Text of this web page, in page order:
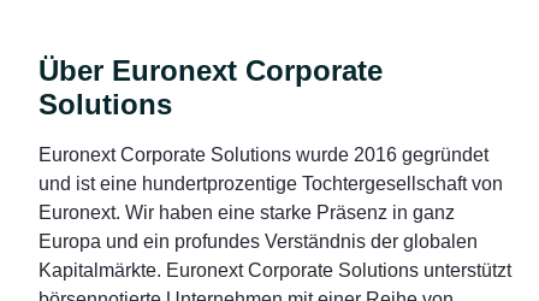
Über Euronext Corporate
Solutions
Euronext Corporate Solutions wurde 2016 gegründet
und ist eine hundertprozentige Tochtergesellschaft von
Euronext. Wir haben eine starke Präsenz in ganz
Europa und ein profundes Verständnis der globalen
Kapitalmärkte. Euronext Corporate Solutions unterstützt